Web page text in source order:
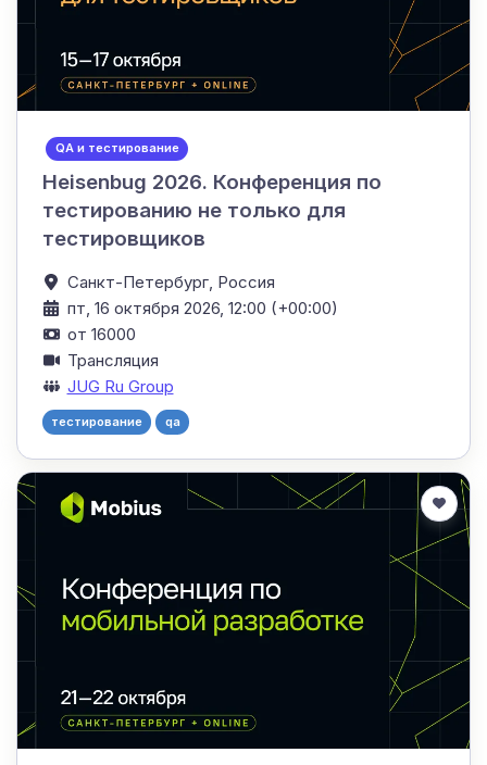
QA и тестирование
Heisenbug 2026. Конференция по
тестированию не только для
тестировщиков
Санкт-Петербург, Россия
пт, 16 октября 2026, 12:00 (+00:00)
от 16000
Трансляция
JUG Ru Group
тестирование qa